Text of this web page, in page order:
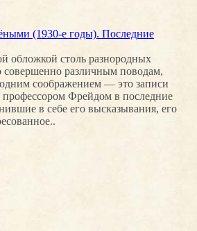
(1930-е годы). Последние
обложкой столь разнородных
совершенно различным поводам,
соображением — это записи
профессором Фрейдом в последние
в себе его высказывания, его